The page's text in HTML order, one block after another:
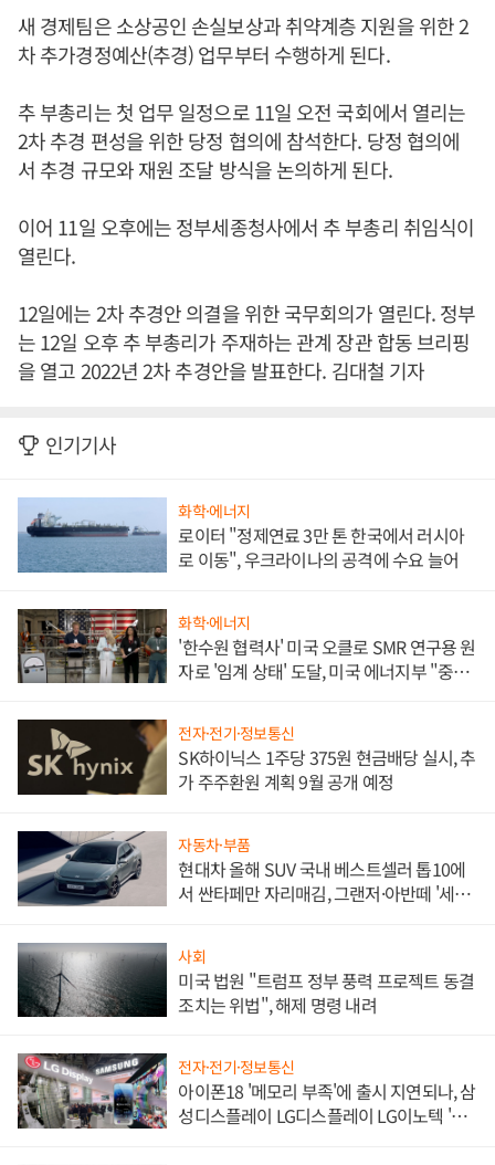
새 경제팀은 소상공인 손실보상과 취약계층 지원을 위한 2
차 추가경정예산(추경) 업무부터 수행하게 된다.
추 부총리는 첫 업무 일정으로 11일 오전 국회에서 열리는
2차 추경 편성을 위한 당정 협의에 참석한다. 당정 협의에
서 추경 규모와 재원 조달 방식을 논의하게 된다.
이어 11일 오후에는 정부세종청사에서 추 부총리 취임식이
열린다.
12일에는 2차 추경안 의결을 위한 국무회의가 열린다. 정부
는 12일 오후 추 부총리가 주재하는 관계 장관 합동 브리핑
을 열고 2022년 2차 추경안을 발표한다. 김대철 기자
인기기사
화학·에너지
로이터 "정제연료 3만 톤 한국에서 러시아
로 이동", 우크라이나의 공격에 수요 늘어
화학·에너지
'한수원 협력사' 미국 오클로 SMR 연구용 원
자로 '임계 상태' 도달, 미국 에너지부 "중요
전자·전기·정보통신
SK하이닉스 1주당 375원 현금배당 실시, 추
가 주주환원 계획 9월 공개 예정
자동차·부품
현대차 올해 SUV 국내 베스트셀러 톱10에
서 싼타페만 자리매김, 그랜저·아반떼 '세단
사회
미국 법원 "트럼프 정부 풍력 프로젝트 동결
조치는 위법", 해제 명령 내려
전자·전기·정보통신
아이폰18 '메모리 부족'에 출시 지연되나, 삼
성디스플레이 LG디스플레이 LG이노텍 '탈